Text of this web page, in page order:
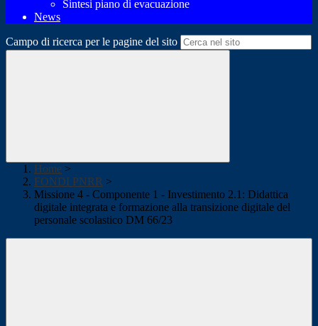
Sintesi piano di evacuazione
News
Campo di ricerca per le pagine del sito
Home >
FONDI PNRR >
Missione 4 - Componente 1 - Investimento 2.1: Didattica
digitale integrata e formazione alla transizione digitale del
personale scolastico DM 66/23